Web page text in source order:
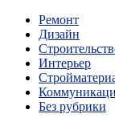
Перейти
содержимому
Ремонт
Дизайн
Интерьер
Без рубрики